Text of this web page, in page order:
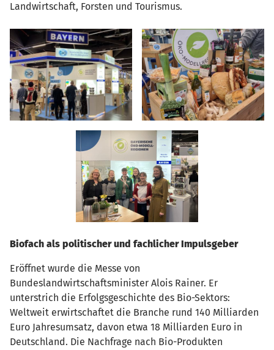
Landwirtschaft, Forsten und Tourismus.
Biofach als politischer und fachlicher Impulsgeber
Eröffnet wurde die Messe von
Bundeslandwirtschaftsminister Alois Rainer. Er
unterstrich die Erfolgsgeschichte des Bio-Sektors:
Weltweit erwirtschaftet die Branche rund 140 Milliarden
Euro Jahresumsatz, davon etwa 18 Milliarden Euro in
Deutschland. Die Nachfrage nach Bio-Produkten